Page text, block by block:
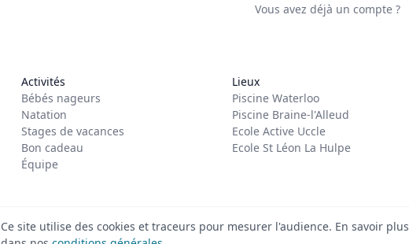
Vous avez déjà un compte ?
Activités
Bébés nageurs
Natation
Stages de vacances
Bon cadeau
Équipe
Lieux
Piscine Waterloo
Piscine Braine-l'Alleud
Ecole Active Uccle
Ecole St Léon La Hulpe
Ce site utilise des cookies et traceurs pour mesurer l'audience. En savoir plus